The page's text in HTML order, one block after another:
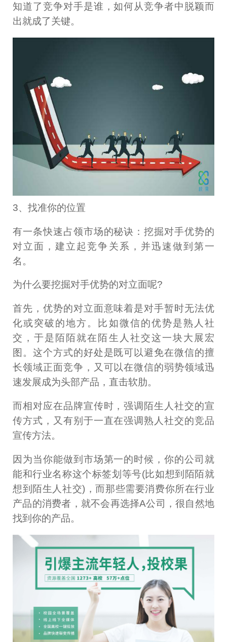
知道了竞争对手是谁，如何从竞争者中脱颖而
出就成了关键。
3、找准你的位置
有一条快速占领市场的秘诀：挖掘对手优势的
对立面，建立起竞争关系，并迅速做到第一
名。
为什么要挖掘对手优势的对立面呢?
首先，优势的对立面意味着是对手暂时无法优
化或突破的地方。比如微信的优势是熟人社
交，于是陌陌就在陌生人社交这一块大展宏
图。这个方式的好处是既可以避免在微信的擅
长领域正面竞争，又可以在微信的弱势领域迅
速发展成为头部产品，直击软肋。
而相对应在品牌宣传时，强调陌生人社交的宣
传方式，又有别于一直在强调熟人社交的竞品
宣传方法。
因为当你能做到市场第一的时候，你的公司就
能和行业名称这个标签划等号(比如想到陌陌就
想到陌生人社交)，而那些需要消费你所在行业
产品的消费者，就不会再选择A公司，很自然地
找到你的产品。